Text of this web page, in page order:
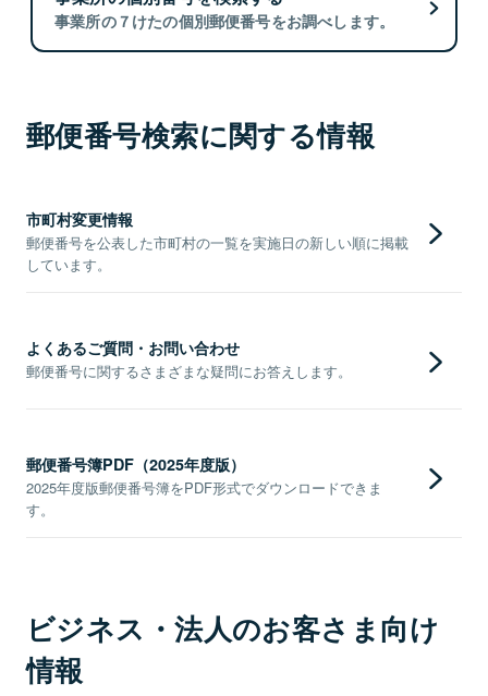
事業所の７けたの個別郵便番号をお調べします。
郵便番号検索に関する情報
市町村変更情報
郵便番号を公表した市町村の一覧を実施日の新しい順に掲載
しています。
よくあるご質問・お問い合わせ
郵便番号に関するさまざまな疑問にお答えします。
郵便番号簿PDF（2025年度版）
2025年度版郵便番号簿をPDF形式でダウンロードできま
す。
ビジネス・法人のお客さま向け
情報